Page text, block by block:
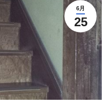
6月
25